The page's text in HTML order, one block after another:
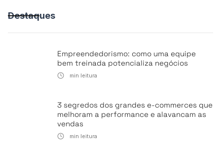
Destaques
Empreendedorismo: como uma equipe
bem treinada potencializa negócios
min leitura
3 segredos dos grandes e-commerces que
melhoram a performance e alavancam as
vendas
min leitura